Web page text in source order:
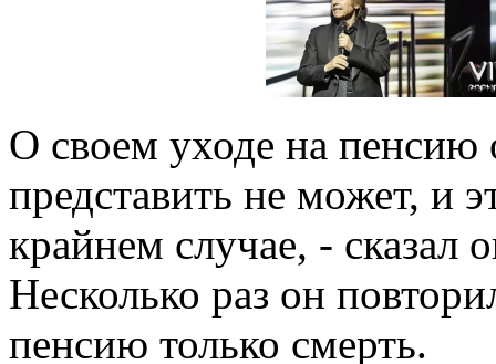
О своем уходе на пенсию
представить не может, и
крайнем случае, - сказал
Несколько раз он
пенсию только смерть.